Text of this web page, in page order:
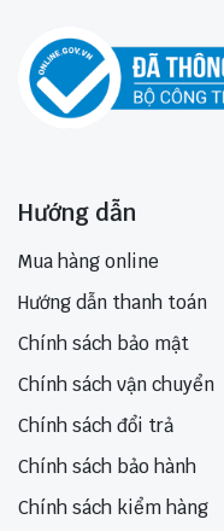
Hướng dẫn
Mua hàng online
Hướng dẫn thanh toán
Chính sách bảo mật
Chính sách vận chuyển
Chính sách đổi trả
Chính sách bảo hành
Chính sách kiểm hàng